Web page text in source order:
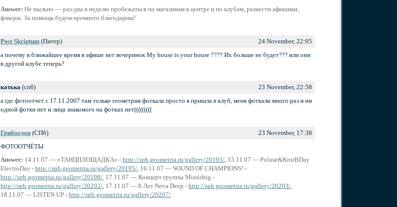
Answer: Не пыльно — раз-два в неделю пробежаться по магазинам в центре и по клубам, разнести афишики,
флаеры. За помощь будем премного благодарны!
Post Skriptum (Питер)
24 November, 22:05
а почему в ближайшее время в афише нет вечеринок My house is your house ???? Их больше не будет??? или они
в другой клубе теперь?
катька (спб)
23 November, 22:58
а где фотоотчет с 17.11.2007 там только геометрия фоткала просто я пришла в клуб, меня фоткали много раз и ни
одной фотки нет и лица знакомого на фотках нет(((((((((
Грибоедов (СПб)
23 November, 17:38
ФОТООТЧЁТЫ
Answer: 14.11.07 — «ТАНЦПЛОЩАДКА» - http://spb.geometria.ru/gallery/20193/ , 15.11.07 — Poluse&KrotBDay
ElectroDay - http://spb.geometria.ru/gallery/20195/ , 16.11.07 — SOUND OF CHAMPIONS! -
http://spb.geometria.ru/gallery/20198/ , 17.11.07 — Концерт группы Missisbig -
http://spb.geometria.ru/gallery/20202/ , 17.11.07 — 8 Лет Neva Deep - http://spb.geometria.ru/gallery/20203/
18.11.07 — LISTEN UP - http://spb.geometria.ru/gallery/20207/